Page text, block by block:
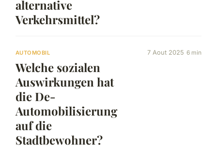
alternative
Verkehrsmittel?
AUTOMOBIL
Welche sozialen
Auswirkungen hat
die De-
Automobilisierung
auf die
Stadtbewohner?
7 Aout 2025 6 min